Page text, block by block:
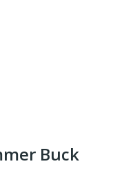
Buck